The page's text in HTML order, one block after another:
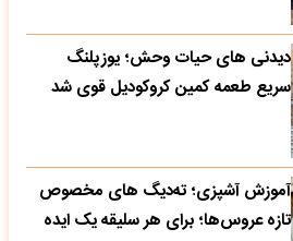
دیدنی های حیات وحش؛ یوزپلنگ
سریع طعمه کمین کروکودیل قوی شد
آموزش آشپزی؛ ته‌دیگ‌ های مخصوص
تازه‌ عروس‌ها؛ برای هر سلیقه یک ایده